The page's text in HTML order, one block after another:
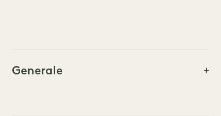
Generale